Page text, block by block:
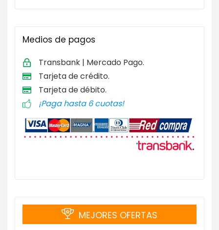
Medios de pagos
Transbank | Mercado Pago.
Tarjeta decrédito.
Tarjeta de débito.
¡Paga hasta 6 cuotas!
MEJORES OFERTAS